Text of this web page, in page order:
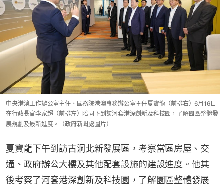
中央港澳工作辦公室主任、國務院港澳事務辦公室主任夏寶龍（前排右）6月16日
在行政長官李家超（前排左）陪同下到訪河套港深創新及科技園，了解園區整體發
展規劃及最新進度。（政府新聞處圖片）
夏寶龍下午到訪古洞北新發展區，考察當區房屋、交
通、政府辦公大樓及其他配套設施的建設進度。他其
後考察了河套港深創新及科技園，了解園區整體發展